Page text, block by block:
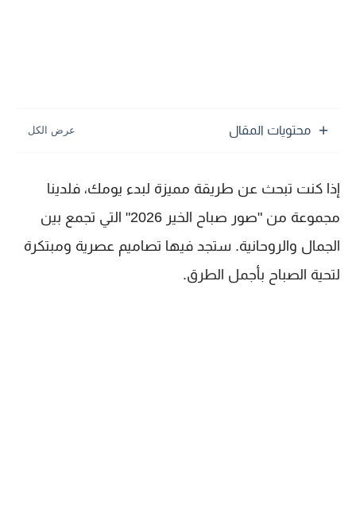
محتويات المقال
إذا كنت تبحث عن طريقة مميزة لبدء يومك، فلدينا
مجموعة من "صور صباح الخير 2026" التي تجمع بين
الجمال والروحانية. ستجد فيها تصاميم عصرية ومبتكرة
لتحية الصباح بأجمل الطرق.